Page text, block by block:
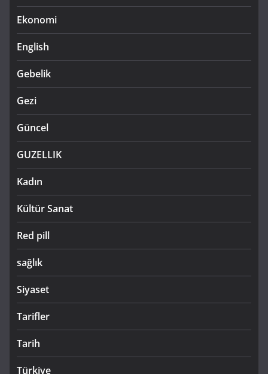
Ekonomi
English
Gebelik
Gezi
Güncel
GUZELLIK
Kadın
Kültür Sanat
Red pill
sağlık
Siyaset
Tarifler
Tarih
Türkiye